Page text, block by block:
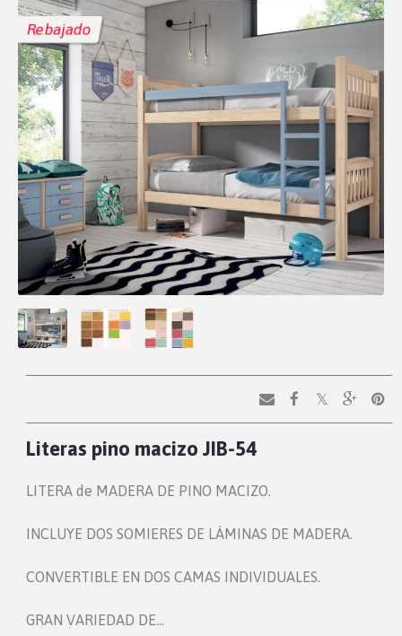
Rebajado
Literas pino macizo JIB-54
LITERA de MADERA DE PINO MACIZO.
INCLUYE DOS SOMIERES DE LÁMINAS DE MADERA.
CONVERTIBLE EN DOS CAMAS INDIVIDUALES.
GRAN VARIEDAD DE…